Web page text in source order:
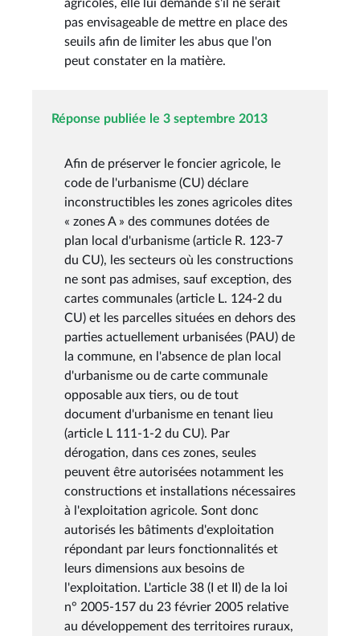
agricoles, elle lui demande s'il ne serait
pas envisageable de mettre en place des
seuils afin de limiter les abus que l'on
peut constater en la matière.
Réponse publiée le 3 septembre 2013
Afin de préserver le foncier agricole, le
code de l'urbanisme (CU) déclare
inconstructibles les zones agricoles dites
« zones A » des communes dotées de
plan local d'urbanisme (article R. 123-7
du CU), les secteurs où les constructions
ne sont pas admises, sauf exception, des
cartes communales (article L. 124-2 du
CU) et les parcelles situées en dehors des
parties actuellement urbanisées (PAU) de
la commune, en l'absence de plan local
d'urbanisme ou de carte communale
opposable aux tiers, ou de tout
document d'urbanisme en tenant lieu
(article L 111-1-2 du CU). Par
dérogation, dans ces zones, seules
peuvent être autorisées notamment les
constructions et installations nécessaires
à l'exploitation agricole. Sont donc
autorisés les bâtiments d'exploitation
répondant par leurs fonctionnalités et
leurs dimensions aux besoins de
l'exploitation. L'article 38 (I et II) de la loi
n° 2005-157 du 23 février 2005 relative
au développement des territoires ruraux,